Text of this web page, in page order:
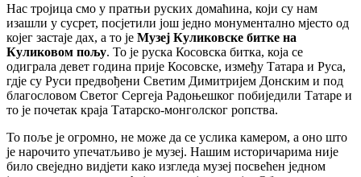
Нас тројица смо у пратњи руских домаћина, који су нам
изашли у сусрет, посјетили још једно монументално мјесто од
којег застаје дах, а то је Музеј Куликовске битке на
Куликовом пољу. То је руска Косовска битка, која се
одиграла девет година прије Косовске, између Татара и Руса,
гдје су Руси предвођени Светим Димитријем Донским и под
благословом Светог Сергеја Радоњешког побиједили Татаре и
то је почетак краја Татарско-монголског ропства.
То поље је огромно, не може да се услика камером, а оно што
је нарочито упечатљиво је музеј. Нашим историчарима није
било свеједно видјети како изгледа музеј посвећен једном